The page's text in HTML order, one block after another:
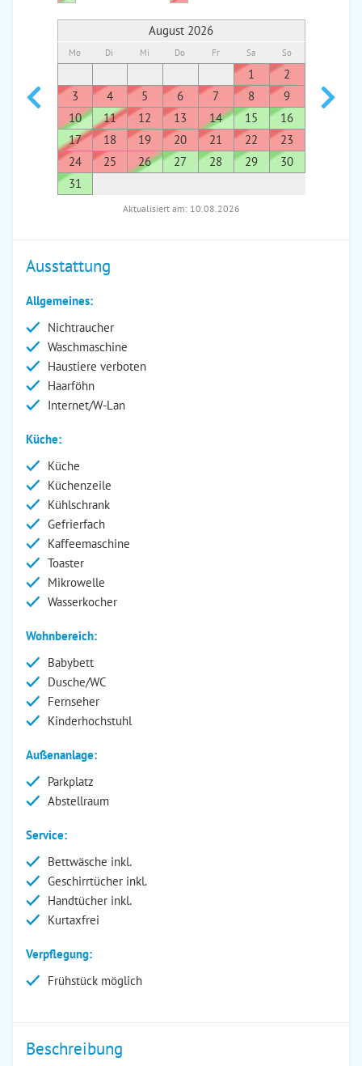
August 2026
Mo Di Mi Do Fr Sa So
1
2
3
4 5 6 7 8
9
10
11 12 13 14 15
16
17
18 19 20 21 22
23
24
25 26 27 28 29
30
31
7
Aktualisiert am: 10.08.2026
Ausstattung
Allgemeines:
Nichtraucher
Waschmaschine
Haustiere verboten
Haarföhn
Internet/W-Lan
Küche:
Küche
Küchenzeile
Kühlschrank
Gefrierfach
Kaffeemaschine
Toaster
Mikrowelle
Wasserkocher
Wohnbereich:
Babybett
Dusche/WC
Fernseher
Kinderhochstuhl
Außenanlage:
Parkplatz
Abstellraum
Service:
Bettwäsche inkl.
Geschirrtücher inkl.
Handtücher inkl.
Kurtaxfrei
Verpflegung:
Frühstück möglich
Beschreibung